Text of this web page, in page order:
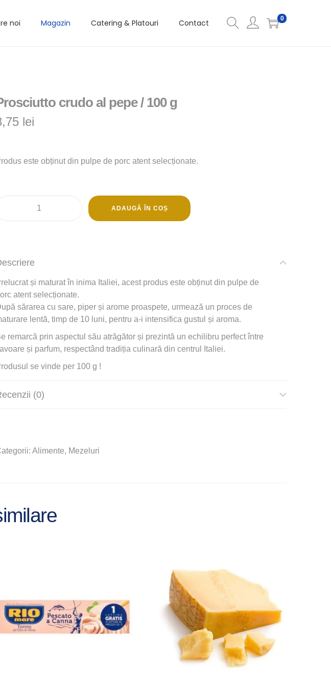
noi Magazin Catering & Platouri Contact 0
crudo al pepe / 100 g
lei
este obținut din pulpe de porc atent selecționate.
ADAUGĂ ÎN COȘ
și maturat în inima Italiei, acest produs este obținut din pulpe de
atent selecționate.
sărarea cu sare, piper și arome proaspete, urmează un proces de
lentă, timp de 10 luni, pentru a-i intensifica gustul și aroma.
remarcă prin aspectul său atrăgător și prezintă un echilibru perfect între
și parfum, respectând tradiția culinară din centrul Italiei.
se vinde per 100 g !
(0)
Alimente, Mezeluri